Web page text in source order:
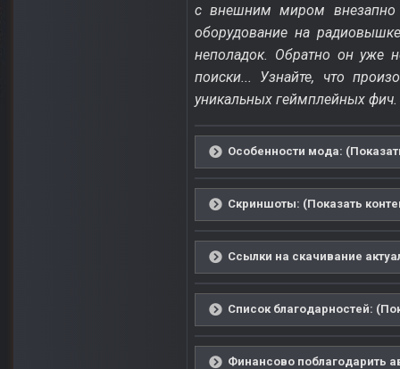
с внешним миром внезапно
оборудование на
неполадок. Обратно он уже
поиски... Узнайте, что
уникальных геймплейных
Особенности мода:
Скриншоты: (Показать
Ссылки на скачивание
Список благодарностей:
Финансово поблагодарить